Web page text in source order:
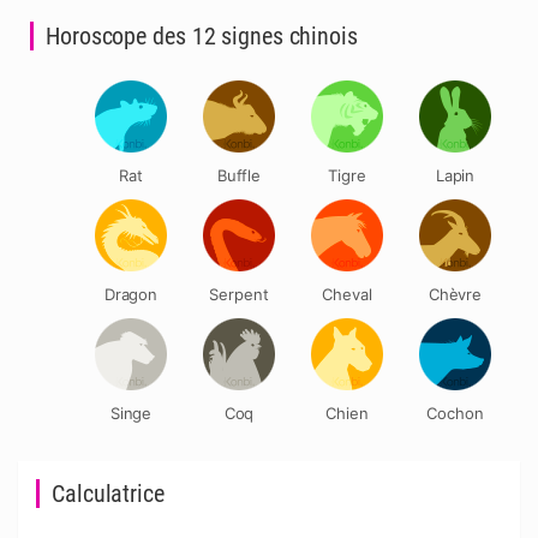
Calculatrice
Horoscope des 12 signes chinois
Rat Buffle Tigre Lapin
Dragon Serpent Cheval Chèvre
Singe Coq Chien Cochon